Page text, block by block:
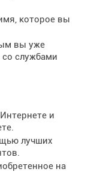
которое вы
вы уже
со службами
и
лучших
на